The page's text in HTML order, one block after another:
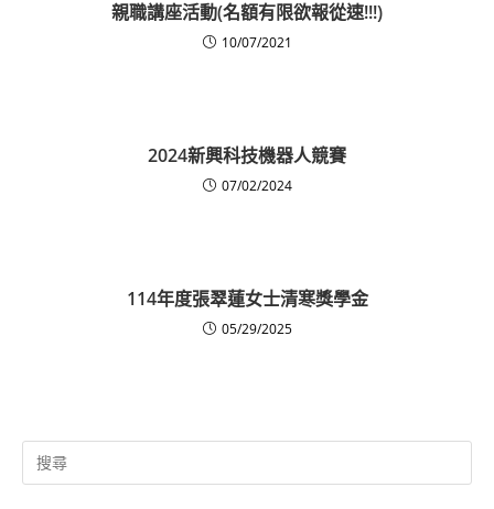
親職講座活動(名額有限欲報從速!!!)
10/07/2021
2024新興科技機器人競賽
07/02/2024
114年度張翠蓮女士清寒獎學金
05/29/2025
Search
for: